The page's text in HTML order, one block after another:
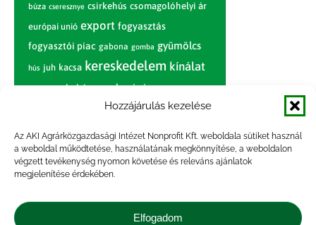
Hozzájárulás kezelése
Az AKI Agrárközgazdasági Intézet Nonprofit Kft. weboldala sütiket használ
a weboldal működtetése, használatának megkönnyítése, a weboldalon
végzett tevékenység nyomon követése és releváns ajánlatok
megjelenítése érdekében.
Elfogadom
búza cseresznye csirkehús csomagolóhelyi ár
európai unió export fogyasztás
fogyasztói piac gabona gomba gyümölcs
hús juh kacsa kereskedelem kínálat
körte marhahús nagybani piac narancs
nemzetközi árinformációk
paradicsom piac piaci jelentés
pulyka pulykahús sertés sertéshús
szarvasmarha termelés
termelői
zöldség árak